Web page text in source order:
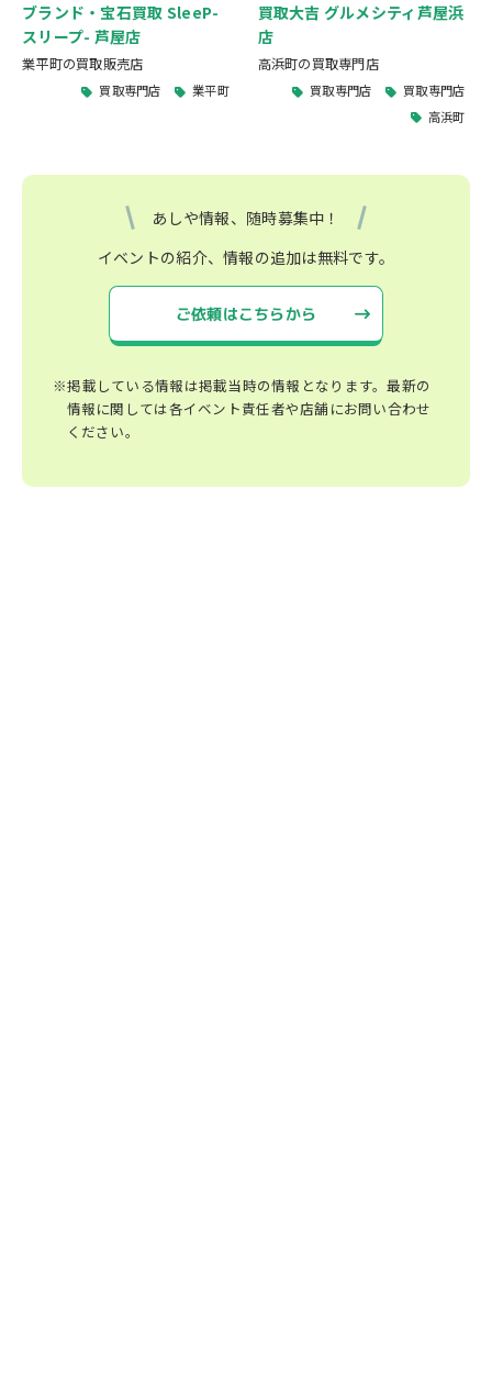
ブランド・宝石買取 SleeP-
スリープ- 芦屋店
業平町の買取販売店
買取専門店 業平町
買取大吉 グルメシティ芦屋浜
店
高浜町の買取専門店
買取専門店
買取専門店
高浜町
あしや情報、随時募集中！
イベントの紹介、情報の追加は無料です。
ご依頼はこちらから
※掲載している情報は掲載当時の情報となります。最新の
情報に関しては各イベント責任者や店舗にお問い合わせ
ください。